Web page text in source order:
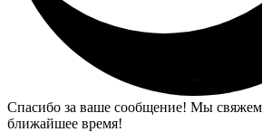
Спасибо за ваше сообщение! Мы
ближайшее время!